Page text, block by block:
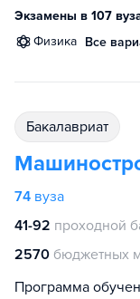
Экзамены в 107
физика Все
бакалавриат
74 вуза
41-92 проходной
2570 бюджетных
Программа